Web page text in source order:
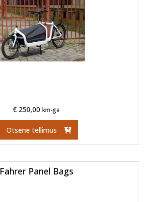
€ 250,00 km-ga
Otsene tellimus
Fahrer Panel Bags